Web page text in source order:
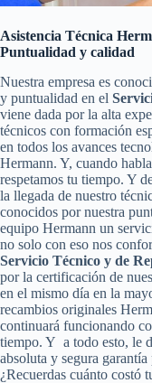
Asistencia Técnica
Puntualidad y calidad
Nuestra empresa es
y puntualidad en el
viene dada por la alta
técnicos con formación
en todos los avances
Hermann. Y, cuando
respetamos tu tiempo. Y
la llegada de nuestro
conocidos por nuestra
equipo Hermann un
no solo con eso nos
Servicio Técnico y de
por la certificación de
en el mismo día en la
recambios originales
continuará funcionando
tiempo. Y a todo esto, le
absoluta y segura
¿Recuerdas cuánto costó